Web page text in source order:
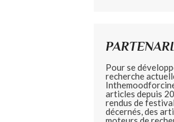
Pour se
recherche
articles depuis
rendus de
décernés, des